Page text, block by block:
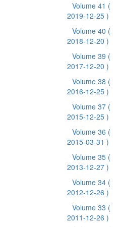
Volume 41 (
2019-12-25 )
Volume 40 (
2018-12-20 )
Volume 39 (
2017-12-20 )
Volume 38 (
2016-12-25 )
Volume 37 (
2015-12-25 )
Volume 36 (
2015-03-31 )
Volume 35 (
2013-12-27 )
Volume 34 (
2012-12-26 )
Volume 33 (
2011-12-26 )